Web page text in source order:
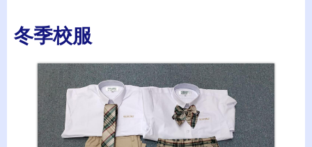
冬季校服